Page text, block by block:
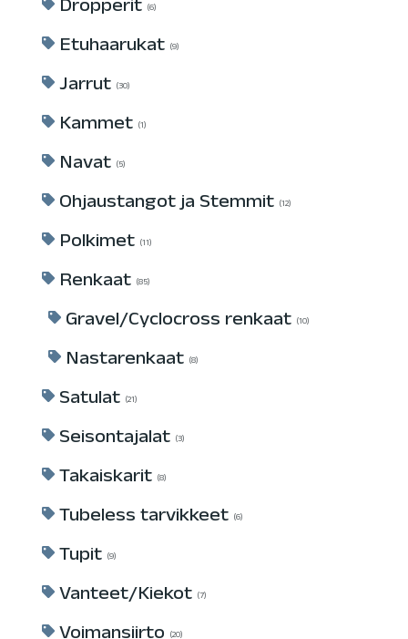
Dropperit 6
Etuhaarukat 9
Jarrut 30
Kammet 1
Navat 5
Ohjaustangot ja Stemmit 12
Polkimet 11
Renkaat 85
Gravel/Cyclocross renkaat 10
Nastarenkaat 8
Satulat 21
Seisontajalat 3
Takaiskarit 8
Tubeless tarvikkeet 6
Tupit 9
Vanteet/Kiekot 7
20